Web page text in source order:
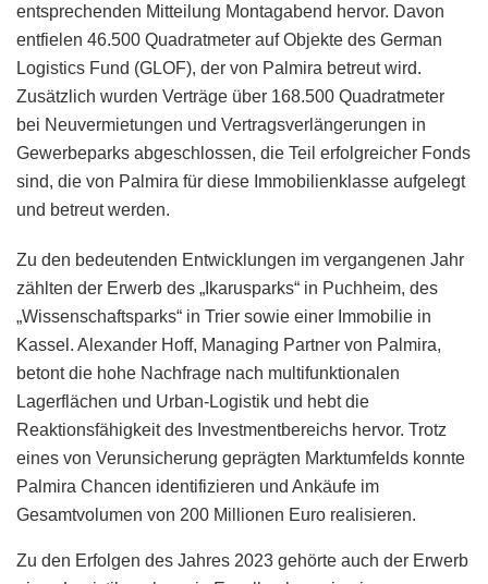
entsprechenden Mitteilung Montagabend hervor. Davon
entfielen 46.500 Quadratmeter auf Objekte des German
Logistics Fund (GLOF), der von Palmira betreut wird.
Zusätzlich wurden Verträge über 168.500 Quadratmeter
bei Neuvermietungen und Vertragsverlängerungen in
Gewerbeparks abgeschlossen, die Teil erfolgreicher Fonds
sind, die von Palmira für diese Immobilienklasse aufgelegt
und betreut werden.
Zu den bedeutenden Entwicklungen im vergangenen Jahr
zählten der Erwerb des „Ikarusparks“ in Puchheim, des
„Wissenschaftsparks“ in Trier sowie einer Immobilie in
Kassel. Alexander Hoff, Managing Partner von Palmira,
betont die hohe Nachfrage nach multifunktionalen
Lagerflächen und Urban-Logistik und hebt die
Reaktionsfähigkeit des Investmentbereichs hervor. Trotz
eines von Verunsicherung geprägten Marktumfelds konnte
Palmira Chancen identifizieren und Ankäufe im
Gesamtvolumen von 200 Millionen Euro realisieren.
Zu den Erfolgen des Jahres 2023 gehörte auch der Erwerb